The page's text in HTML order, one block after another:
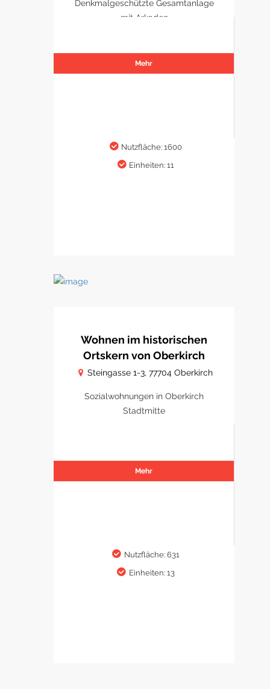
Denkmalgeschützte Gesamtanlage
mit Arkaden
Mehr
Nutzfläche: 1600
Einheiten: 11
Wohnen im historischen
Ortskern von Oberkirch
Steingasse 1-3, 77704 Oberkirch
Sozialwohnungen in Oberkirch
Stadtmitte
Mehr
Nutzfläche: 631
Einheiten: 13